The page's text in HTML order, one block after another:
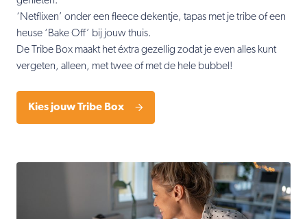
‘Netflixen’ onder een fleece dekentje, tapas met je tribe of een
heuse ‘Bake Off’ bij jouw thuis.
De Tribe Box maakt het éxtra gezellig zodat je even alles kunt
vergeten, alleen, met twee of met de hele bubbel!
Kies jouw Tribe Box